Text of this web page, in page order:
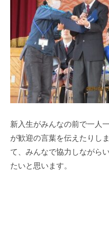
新入生がみんなの前で一人
が歓迎の言葉を伝えたりし
て、みんなで協力しながら
たいと思います。